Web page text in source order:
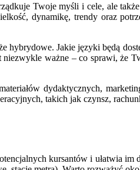
Twoje myśli i cele, ale
dynamikę, trendy oraz
hybrydowe. Jakie języki będą
ważne – co sprawi, że
dydaktycznych,
takich jak czynsz,
kursantów i ułatwia im